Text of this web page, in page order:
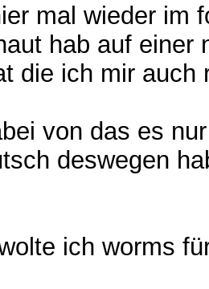
mal wieder im
hab auf
die ich mir auch
von das es
deswegen
ich worms